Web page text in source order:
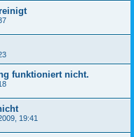
funktioniert nicht.
19:41